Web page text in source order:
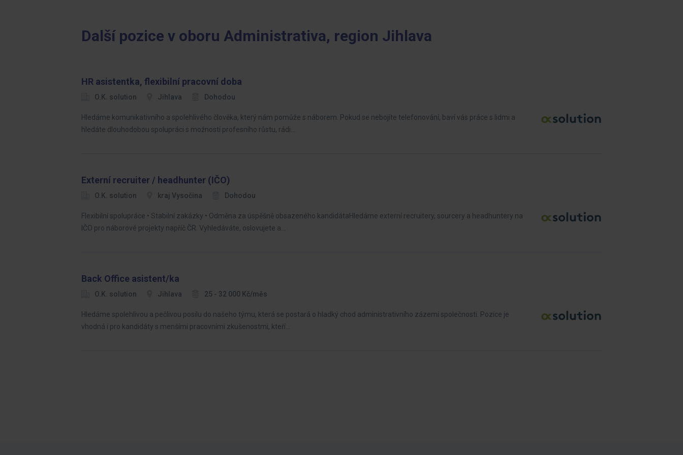
Další pozice v oboru Administrativa, region Jihlava
HR asistentka, flexibilní pracovní doba
O.K. solution Jihlava Dohodou
Hledáme komunikativního a spolehlivého člověka, který nám pomůže s náborem. Pokud se nebojíte telefonování, baví vás práce s lidmi a
hledáte dlouhodobou spolupráci s možností profesního růstu, rádi…
Externí recruiter / headhunter (IČO)
O.K. solution kraj Vysočina Dohodou
Flexibilní spolupráce • Stabilní zakázky • Odměna za úspěšně obsazeného kandidátaHledáme externí recruitery, sourcery a headhuntery na
IČO pro náborové projekty napříč ČR. Vyhledáváte, oslovujete a…
Back Office asistent/ka
O.K. solution Jihlava 25 - 32 000 Kč/měs
Hledáme spolehlivou a pečlivou posilu do našeho týmu, která se postará o hladký chod administrativního zázemí společnosti. Pozice je
vhodná i pro kandidáty s menšími pracovními zkušenostmi, kteří…